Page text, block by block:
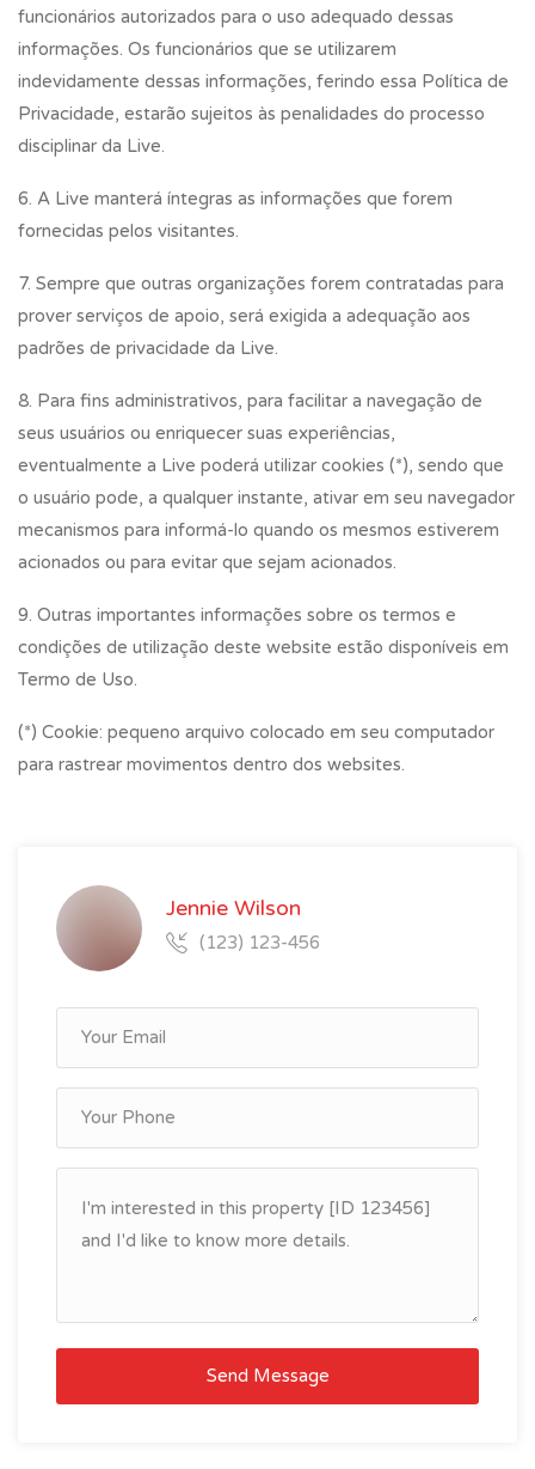
funcionários autorizados para o uso adequado dessas
informações. Os funcionários que se utilizarem
indevidamente dessas informações, ferindo essa Política de
Privacidade, estarão sujeitos às penalidades do processo
disciplinar da Live.
6. A Live manterá íntegras as informações que forem
fornecidas pelos visitantes.
7. Sempre que outras organizações forem contratadas para
prover serviços de apoio, será exigida a adequação aos
padrões de privacidade da Live.
8. Para fins administrativos, para facilitar a navegação de
seus usuários ou enriquecer suas experiências,
eventualmente a Live poderá utilizar cookies (*), sendo que
o usuário pode, a qualquer instante, ativar em seu navegador
mecanismos para informá-lo quando os mesmos estiverem
acionados ou para evitar que sejam acionados.
9. Outras importantes informações sobre os termos e
condições de utilização deste website estão disponíveis em
Termo de Uso.
(*) Cookie: pequeno arquivo colocado em seu computador
para rastrear movimentos dentro dos websites.
Jennie Wilson
(123) 123-456
Send Message